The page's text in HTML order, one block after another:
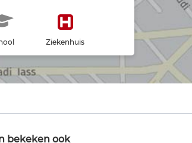
Ziekenhuis
bekeken ook